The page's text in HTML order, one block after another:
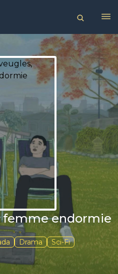
femme endormie
Drama Sci-Fi